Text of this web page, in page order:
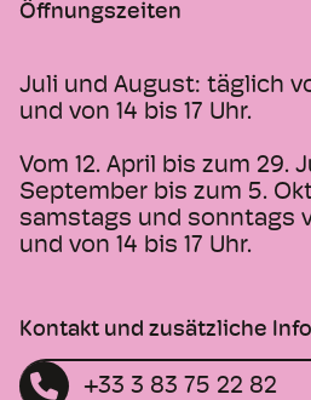
Öffnungszeiten
Juli und August: täglich
und von 14 bis 17 Uhr.
Vom 12. April bis zum 29.
September bis zum 5.
samstags und sonntags
und von 14 bis 17 Uhr.
Kontakt und zusätzliche
+33 3 83 75 22 82